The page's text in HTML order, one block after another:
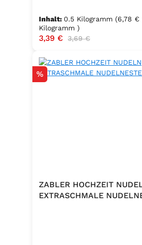
Inhalt: 0.5 Kilogramm (6,78 €
Kilogramm )
Verkaufspreis:
3,39 € Regulärer Preis:
3,69 €
Rabatt
%
ZABLER HOCHZEIT
EXTRASCHMALE